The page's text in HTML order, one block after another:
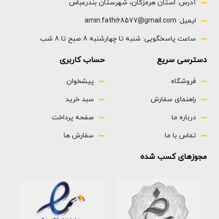
آدرس: استان هرمزگان، شهرستان بندرعباس
ایمیل: amin.fathi68577@gmail.com
ساعت پاسخگویی: شنبه تا چهارشنبه 8 صبح تا 8 شب
دسترسی سریع
فروشگاه
راهنمای سفارش
درباره ما
تماس با ما
حساب کاربری
پیشخوان
سبد خرید
صفحه پرداخت
سفارش ها
مجوزهای کسب شده